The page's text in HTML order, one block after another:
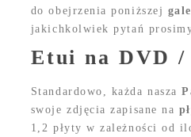
do obejrzenia poniższej
jakichkolwiek pytań
Etui na DVD /
Standardowo, każda nasza
swoje zdjęcia zapisane na
1,2 płyty w zależności od